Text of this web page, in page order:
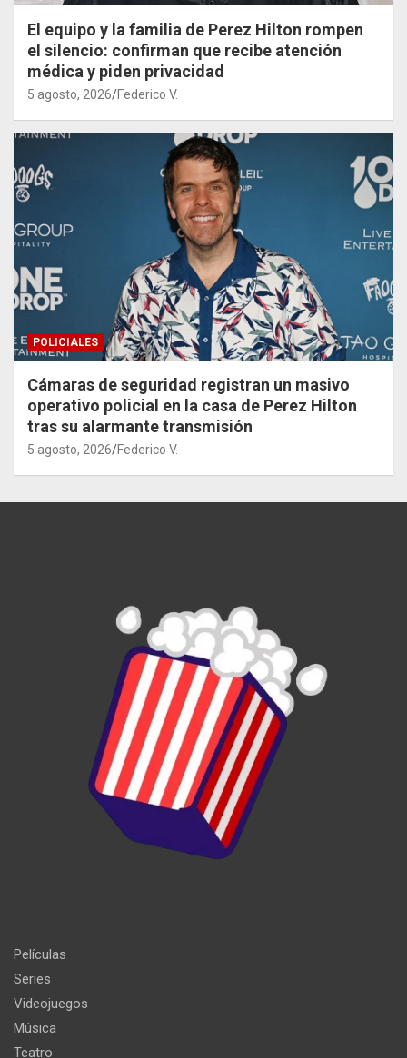
El equipo y la familia de Perez Hilton rompen
el silencio: confirman que recibe atención
médica y piden privacidad
5 agosto, 2026 Federico V.
POLICIALES
Cámaras de seguridad registran un masivo
operativo policial en la casa de Perez Hilton
tras su alarmante transmisión
5 agosto, 2026 Federico V.
Películas
Series
Videojuegos
Música
Teatro